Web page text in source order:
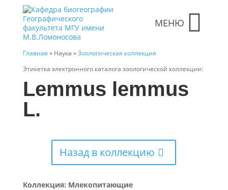
МЕНЮ
Главная » Наука »Зоологическая коллекция
Этикетка электронного каталога зоологической коллекции:
Lemmus lemmus
L.
Назад в коллекцию
Коллекция: Млекопитающие